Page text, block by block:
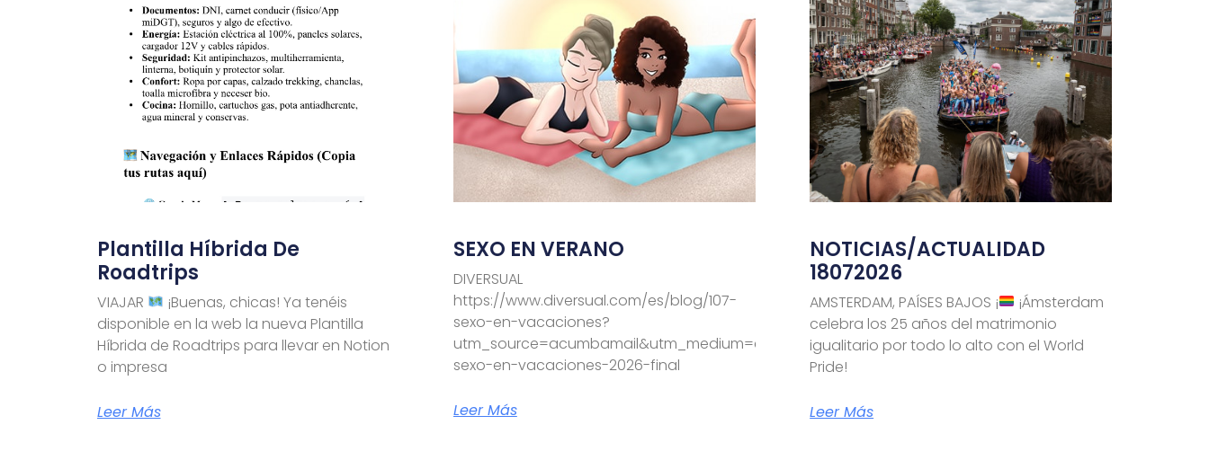
Plantilla Híbrida De
Roadtrips
VIAJAR
¡Buenas, chicas! Ya tenéis
disponible en la web la nueva Plantilla
Híbrida de Roadtrips para llevar en Notion
o impresa
Leer Más
SEXO EN VERANO
DIVERSUAL
https://www.diversual.com/es/blog/107-
sexo-en-vacaciones?
sexo-en-vacaciones-2026-final
Leer Más
NOTICIAS/ACTUALIDAD
18072026
AMSTERDAM, PAÍSES BAJOS ¡
¡Ámsterdam
celebra los 25 años del matrimonio
igualitario por todo lo alto con el World
Pride!
Leer Más